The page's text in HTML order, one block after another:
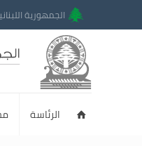
الجمهورية
الرئاسة